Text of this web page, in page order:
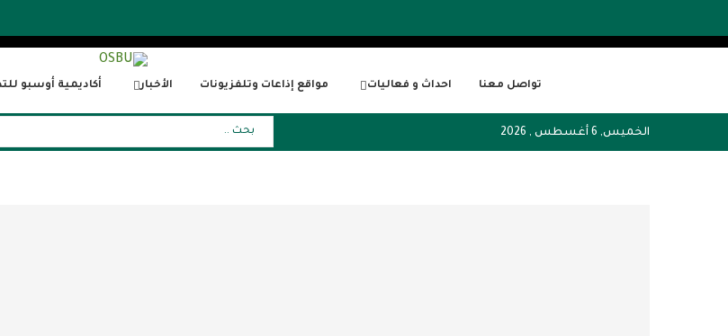
أكاديمية أوسبو الأخبار مواقع إذاعات وتلفزيونات احداث و فعاليات تواصل معنا
الخميس, 6 أغسطس , 2026